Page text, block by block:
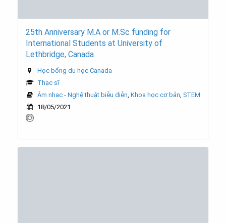
25th Anniversary M.A or M.Sc funding for
International Students at University of
Lethbridge, Canada
Học bổng du học Canada
Thạc sĩ
Âm nhạc - Nghệ thuật biễu diễn Khoa học cơ bản STEM
18/05/2021